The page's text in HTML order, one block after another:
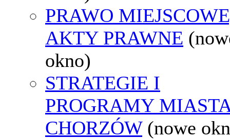
PRAWO
AKTY PRAWNE
okno)
STRATEGIE I
PROGRAMY
CHORZÓW (nowe